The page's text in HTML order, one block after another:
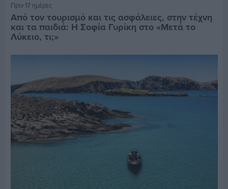
Πριν 17 ημέρες
Από τον τουρισμό και τις ασφάλειες, στην τέχνη
και τα παιδιά: Η Σοφία Γυρίκη στο «Μετά το
Λύκειο, τι;»